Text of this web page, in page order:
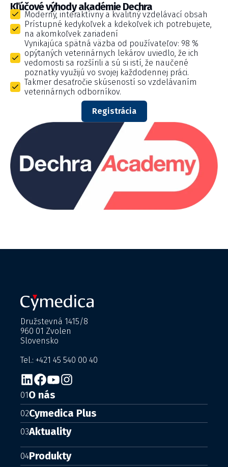
Kľúčové výhody akadémie Dechra
Moderný, interaktívny a kvalitný vzdelávací obsah
Prístupné kedykoľvek a kdekoľvek ich potrebujete,
na akomkoľvek zariadení
Vynikajúca spätná väzba od používateľov: 98 %
opýtaných veterinárnych lekárov uviedlo, že ich
vedomosti sa rozšírili a sú si istí, že naučené
poznatky využijú vo svojej každodennej práci.
Takmer desaťročie skúseností so vzdelávaním
veterinárnych odborníkov.
Registrácia
Družstevná 1415/8
960 01 Zvolen
Slovensko
Tel.: +421 45 540 00 40
01O nás
02Cymedica Plus
03Aktuality
04Produkty